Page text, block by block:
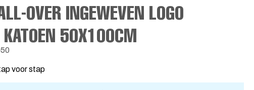
OVER INGEWEVEN LOGO
KATOEN 50X100CM
voor stap